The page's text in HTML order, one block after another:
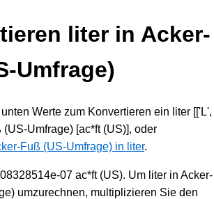
liter in Acker-
Umfrage)
Werte zum Konvertieren ein liter [['L',
(US-Umfrage) [ac*ft (US)], oder
Fuß (US-Umfrage) in liter.
07 ac*ft (US). Um liter in Acker-
umzurechnen, multiplizieren Sie den